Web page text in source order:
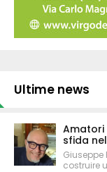
Ultime news
Amatori
sfida
costruire